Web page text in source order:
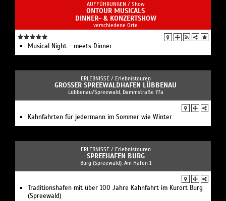
AUFFÜHRUNGEN / Show
ONTOUR MUSICALS
DINNER- & KONZERTSHOW
verschiedene Orte
Musical Night - meets Dinner
ERLEBNISSE / Erlebnistouren
GROSSER SPREEWALDHAFEN LÜBBENAU
Lübbenau/Spreewald, Dammstraße 77a
Kahnfahrten für jedermann im Sommer wie Winter
ERLEBNISSE / Erlebnistouren
SPREEHAFEN BURG
Burg (Spreewald), Am Hafen 1
Traditionshafen mit über 100 Jahre Kahnfahrt im Kurort Burg
(Spreewald)